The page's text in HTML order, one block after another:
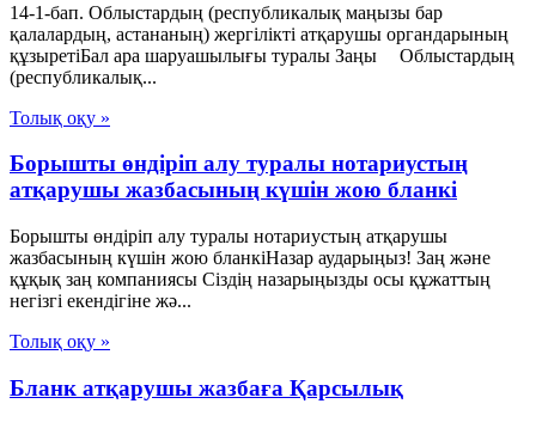
14-1-бап. Облыстардың (республикалық маңызы бар
қалалардың, астананың) жергілікті атқарушы органдарының
құзыретіБал ара шаруашылығы туралы Заңы Облыстардың
(республикалық...
Толық оқу »
Борышты өндіріп алу туралы нотариустың
атқарушы жазбасының күшін жою бланкі
Борышты өндіріп алу туралы нотариустың атқарушы
жазбасының күшін жою бланкіНазар аударыңыз! Заң және
құқық заң компаниясы Сіздің назарыңызды осы құжаттың
негізгі екендігіне жә...
Толық оқу »
Бланк атқарушы жазбаға Қарсылық